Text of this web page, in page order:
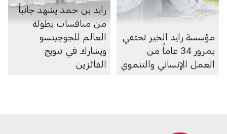
مؤسسة زايد الخير تحتفي
بمرور 34 عاماً من
العمل الإنساني والتنموي
زايد بن حمد يشهد جانباً
من منافسات بطولة
العالم للجوجيتسو
ويشارك في تتويج
الفائزين